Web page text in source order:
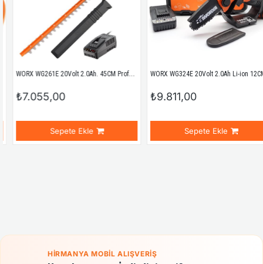
WORX WG261E 20Volt 2.0Ah. 45CM Profesyonel Çit Budama
₺7.055,00
Sepete Ekle
WORX WG324E 20Volt 2.0Ah Li-ion 12CM Profesyonel Şarjlı Zincirli Testere
₺9.811,00
Sepete Ekle
HIRMANYA MOBIL ALIŞVERIŞ